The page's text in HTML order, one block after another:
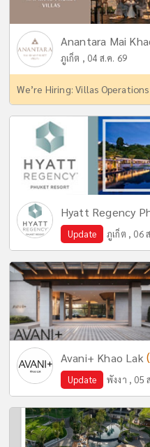
Anantara Mai
ภูเก็ต , 04 ส.ค. 69
We’re Hiring: Villas
Hyatt Regency
Update ภูเก็ต , 06
Avani+ Khao Lak
Update พังงา , 05